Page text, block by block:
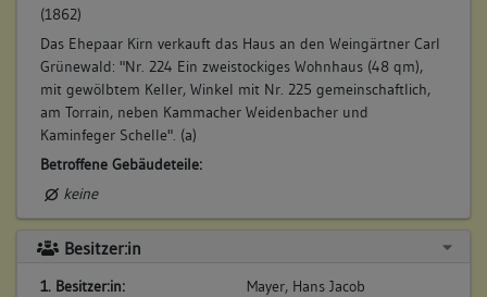
(1862)
Das Ehepaar Kirn verkauft das Haus an den Weingärtner Carl
Grünewald: "Nr. 224 Ein zweistockiges Wohnhaus (48 qm),
mit gewölbtem Keller, Winkel mit Nr. 225 gemeinschaftlich,
am Torrain, neben Kammacher Weidenbacher und
Kaminfeger Schelle". (a)
Betroffene Gebäudeteile:
keine
Besitzer:in
1. Besitzer:in:
Mayer, Hans Jacob